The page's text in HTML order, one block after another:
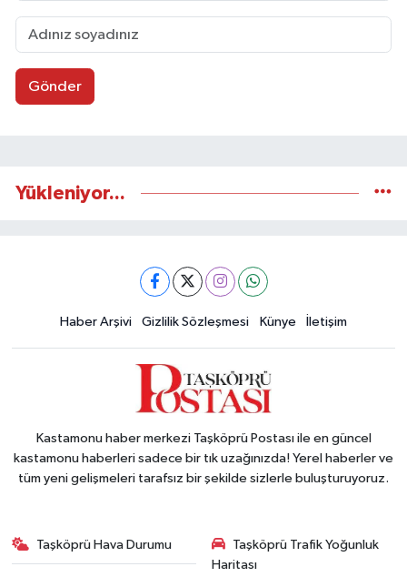
Gönder
Yükleniyor...
Haber Arşivi Gizlilik Sözleşmesi Künye İletişim
Kastamonu haber merkezi Taşköprü Postası ile en güncel
kastamonu haberleri sadece bir tık uzağınızda! Yerel haberler ve
tüm yeni gelişmeleri tarafsız bir şekilde sizlerle buluşturuyoruz.
Taşköprü Hava Durumu
Taşköprü Trafik Yoğunluk
Haritası